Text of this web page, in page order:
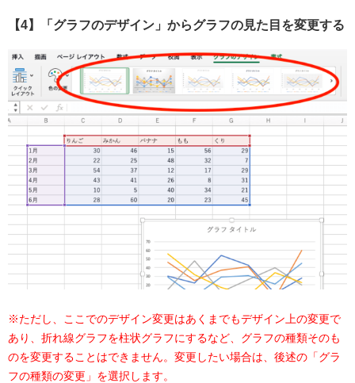
【4】「グラフのデザイン」からグラフの見た目を変更する
※ただし、ここでのデザイン変更はあくまでもデザイン上の変更で
あり、折れ線グラフを柱状グラフにするなど、グラフの種類そのも
のを変更することはできません。変更したい場合は、後述の「グラ
フの種類の変更」を選択します。